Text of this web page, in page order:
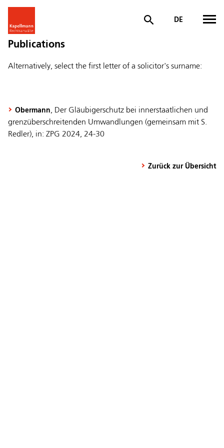
DE
Publications
Alternatively, select the first letter of a solicitor's surname:
Obermann, Der Gläubigerschutz bei innerstaatlichen und
grenzüberschreitenden Umwandlungen (gemeinsam mit S.
Redler), in: ZPG 2024, 24-30
Zurück zur Übersicht